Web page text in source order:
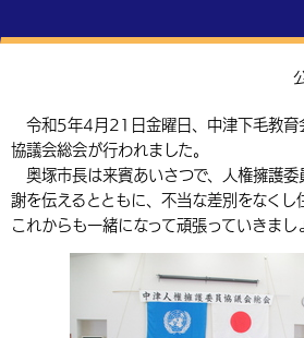
言語を選択
英語（English）
中国語（繁体字）
組織案内
保険
福祉・介護 健康・
税金
環境・衛生 生涯学
外国
入札・契約 産業・
農林水産業 税金
都市整備
子育て・教育
施設情報 子ども
手当・助成 健康・
相談・支援・情報 計画・
観光・移住
観光なび スポッ
遊ぶ・体験する グルメ
四季の
市政情報
市役所
地方創生・地域活性化 広報・
令和5年4月21日金曜日、中津下毛教育
協議会総会が行われました。
奥塚市長は来賓あいさつで、人権擁護委
謝を伝えるとともに、不当な差別をなくし
これからも一緒になって頑張っていきまし